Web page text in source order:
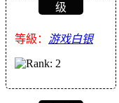
级
等級： 游戏白银